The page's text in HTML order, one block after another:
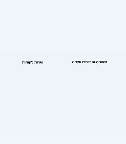
שירות לקוחות השגחה וטרינרית מלאה